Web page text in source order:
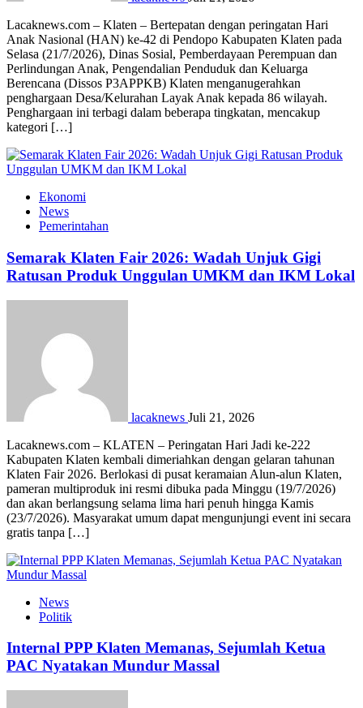
Lacaknews.com – Klaten – Bertepatan dengan peringatan Hari
Anak Nasional (HAN) ke-42 di Pendopo Kabupaten Klaten pada
Selasa (21/7/2026), Dinas Sosial, Pemberdayaan Perempuan dan
Perlindungan Anak, Pengendalian Penduduk dan Keluarga
Berencana (Dissos P3APPKB) Klaten menganugerahkan
penghargaan Desa/Kelurahan Layak Anak kepada 86 wilayah.
Penghargaan ini terbagi dalam beberapa tingkatan, mencakup
kategori […]
Ekonomi
News
Pemerintahan
Semarak Klaten Fair 2026: Wadah Unjuk Gigi
Ratusan Produk Unggulan UMKM dan IKM Lokal
lacaknews Juli 21, 2026
Lacaknews.com – KLATEN – Peringatan Hari Jadi ke-222
Kabupaten Klaten kembali dimeriahkan dengan gelaran tahunan
Klaten Fair 2026. Berlokasi di pusat keramaian Alun-alun Klaten,
pameran multiproduk ini resmi dibuka pada Minggu (19/7/2026)
dan akan berlangsung selama lima hari penuh hingga Kamis
(23/7/2026). Masyarakat umum dapat mengunjungi event ini secara
gratis tanpa […]
News
Politik
Internal PPP Klaten Memanas, Sejumlah Ketua
PAC Nyatakan Mundur Massal